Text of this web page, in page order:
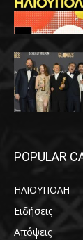
POPULAR
ΗΛΙΟΥΠΟΛΗ
Ειδήσεις
Απόψεις